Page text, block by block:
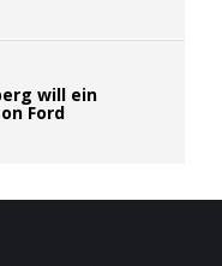
will ein
Ford